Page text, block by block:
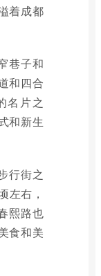
着成都
巷子和
和四合
名片之
和新生
行街之
左右，
熙路也
食和美